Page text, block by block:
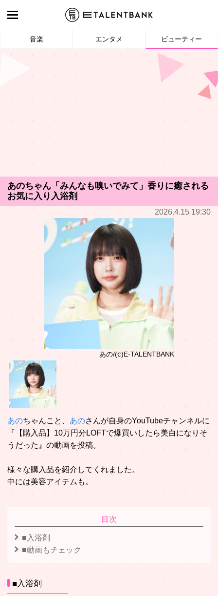
音楽 エンタメ ビューティー
あのちゃん「みんなも嗅いでみて」香りに癒される
お気に入り入浴剤
2026.4.15 19:30
あの/(ⅽ)E-TALENTBANK
あのちゃんこと、 あのさんが自身のYouTubeチャンネルに
『【購入品】10万円分LOFTで爆買いしたら美白になりそ
うだった』の動画を投稿。
様々な購入品を紹介してくれました。
中には美容アイテムも。
目次
■入浴剤
■動画もチェック
■入浴剤